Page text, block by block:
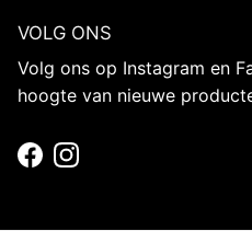
VOLG ONS
Volg ons op Instagram en
hoogte van nieuwe
FacebookInstagram